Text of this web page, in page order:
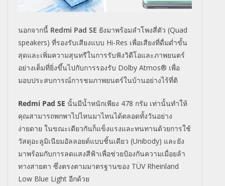
นอกจากนี้ Redmi Pad SE ยังมาพร้อมลำโพงสี่ตัว (Quad
speakers) ที่รองรับเสียงแบบ Hi-Res เพื่อเสียงที่ดื่มด่ำขั้น
สุดและเพิ่มความสุนทรีในการรับฟังวิดีโอและภาพยนตร์
อย่างเต็มที่ยิ่งขึ้นไปกับการรองรับ Dolby Atmos® เพื่อ
มอบประสบการณ์การชมภาพยนตร์ในบ้านอย่างไร้ที่ติ
Redmi Pad SE นั้นมีน้ำหนักเพียง 478 กรัม เท่านั้นทำให้
คุณสามารถพกพาไปไหนมาไหนได้ตลอดทั้งวันอย่าง
ง่ายดาย ในขณะเดียวกันก็แข็งแรงและทนทานด้วยการใช้
วัสดุอะลูมิเนียมอัลลอยด์แบบชิ้นเดียว (Unibody) และยัง
มาพร้อมกับการลดแสงสีฟ้าเพื่อช่วยป้องกันความเมื่อยล้า
ทางสายตา ซึ่งตรงตามมาตรฐานของ TÜV Rheinland
Low Blue Light อีกด้วย